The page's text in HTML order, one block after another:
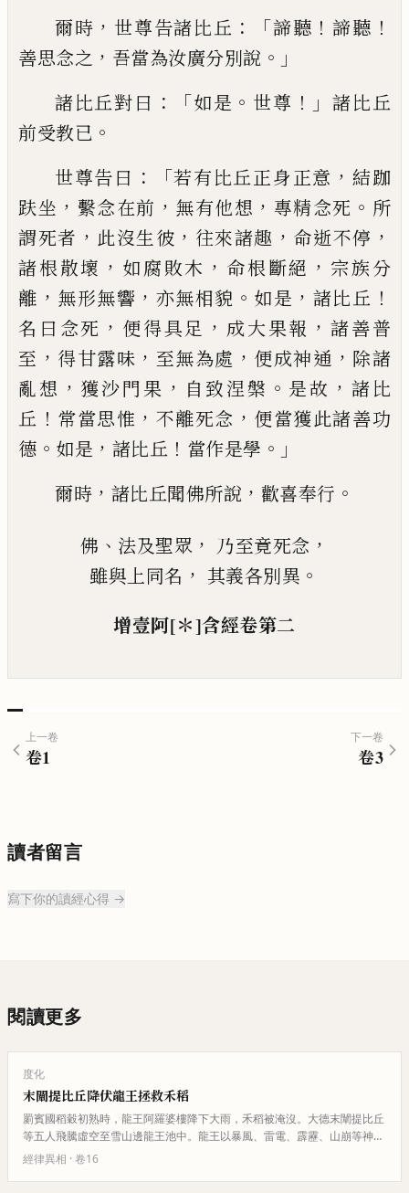
爾時 ， 世尊告諸比丘 ：「諦聽 ！諦聽 ！
善思念之 ， 吾當為汝廣分別說 。」
諸比丘對曰 ：「如是 。 世尊 ！」諸比丘
前受教已 。
世尊告曰 ：「若有比丘正身正意 ， 結跏
趺坐 ， 繫念在前 ， 無有他想 ， 專精念死 。 所
謂死者 ， 此沒生彼 ， 往來諸趣 ， 命逝不停 ，
諸根散壞 ， 如腐敗木 ， 命根斷絕 ， 宗族分
離 ， 無形無響 ， 亦無相貌 。 如是 ， 諸比丘 ！
名 曰念死 ， 便得具足 ， 成大果報 ， 諸善普
至 ， 得甘露味 ， 至無為處 ， 便成神通 ， 除諸
亂想 ， 獲沙門果 ， 自致涅槃 。 是故 ， 諸比
丘 ！ 常當思惟 ， 不離死念 ， 便當獲此諸善功
德 。 如是 ， 諸比丘 ！ 當作是學 。」
爾時 ， 諸比丘聞佛所說 ， 歡喜奉行 。
佛 、 法及聖眾 ， 乃至竟死念 ，
雖與上同名 ， 其義各別異 。
增壹阿[＊]含經卷第二
上一卷
卷1
下一卷
卷3
讀者留言
寫下你的讀經心得 →
閱讀更多
度化
末闡提比丘降伏龍王拯救禾稻
罽賓國稻穀初熟時，龍王阿羅婆樓降下大雨，禾稻被淹沒。大德末闡提比丘
等五人飛騰虛空至雪山邊龍王池中。龍王以暴風、雷電、霹靂、山崩等神力
攻擊，末闡提毫不動搖。最終末…
經律異相 · 卷16